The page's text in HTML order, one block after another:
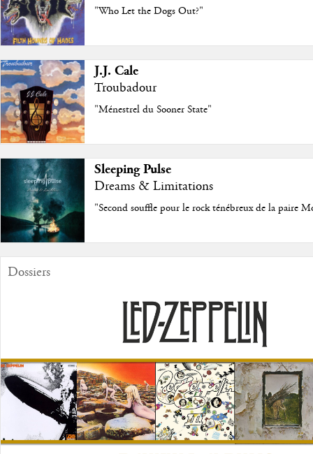
"Who Let the Dogs Out?"
J.J. Cale
Troubadour
"Ménestrel du Sooner State"
Sleeping Pulse
Dreams & Limitations
"Second souffle pour le rock ténébreux de la paire
Dossiers